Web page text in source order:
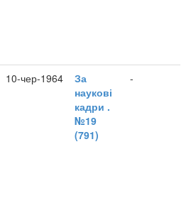
10-чер-1964
За
наукові
кадри .
№19
(791)
-